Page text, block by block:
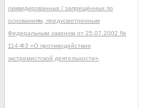
ликвидированных / запрещённых по
основаниям, предусмотренным
Федеральным законом от 25.07.2002 №
114-ФЗ «О противодействии
экстремистской деятельности»